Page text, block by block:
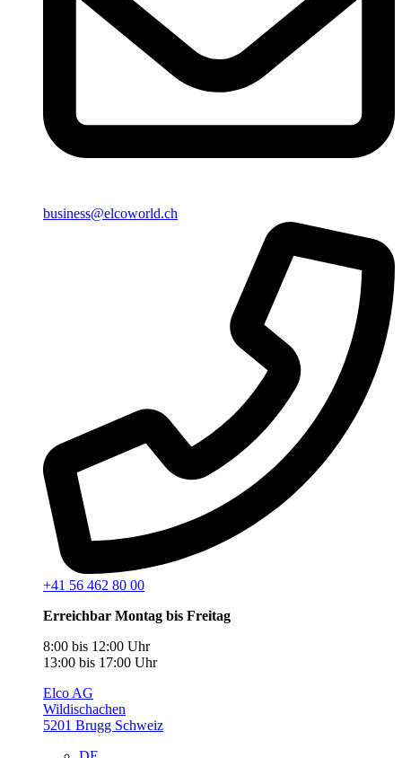
business@elcoworld.ch
+41 56 462 80 00
Erreichbar Montag bis Freitag
8:00 bis 12:00 Uhr
13:00 bis 17:00 Uhr
Elco AG
Wildischachen
5201 Brugg Schweiz